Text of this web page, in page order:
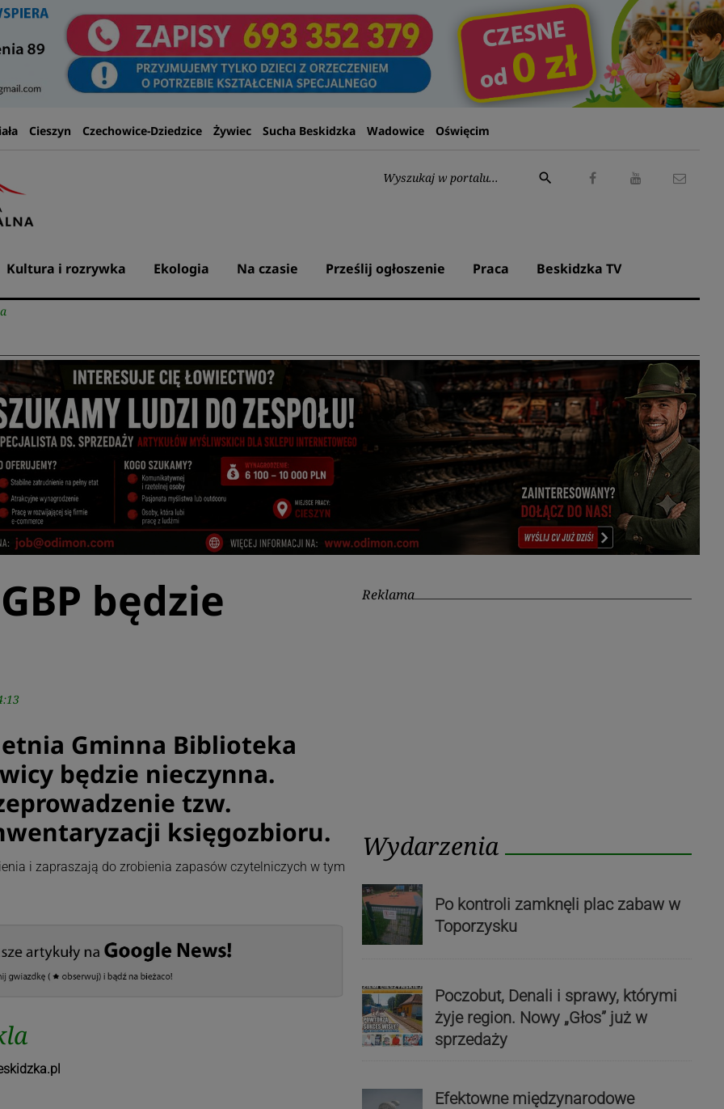
Cieszyn Czechowice-Dziedzice Żywiec Sucha Beskidzka Wadowice Oświęcim
Wyszukaj:
search
Kultura i rozrywka Ekologia Na czasie Prześlij ogłoszenie Praca Beskidzka TV
będzie
Gminna Biblioteka
będzie nieczynna.
tzw.
księgozbioru.
i zapraszają do zrobienia zapasów czytelniczych w tym
Reklama
Wydarzenia
Po kontroli zamknęli plac zabaw w
Toporzysku
Poczobut, Denali i sprawy, którymi
żyje region. Nowy „Głos” już w
sprzedaży
Efektowne międzynarodowe